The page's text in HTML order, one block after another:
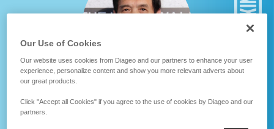
趙建民
Our Use of Cookies
Our website uses cookies from Diageo and our partners to enhance your user
experience, personalize content and show you more relevant adverts about
our great products.
Click "Accept all Cookies" if you agree to the use of cookies by Diageo and our
partners.